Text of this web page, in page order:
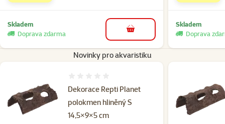
Skladem
Doprava zdarma
do košíku
Skladem
Doprava
Novinky pro akvaristiku
Dekorace Repti Planet
polokmen hliněný S
14,5×9×5 cm